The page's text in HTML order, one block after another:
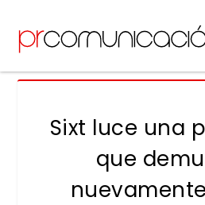
Sixt luce una
que